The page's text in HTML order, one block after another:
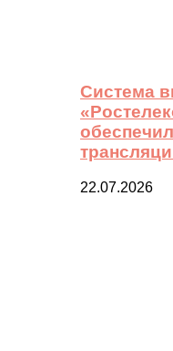
Система
22.07.2026